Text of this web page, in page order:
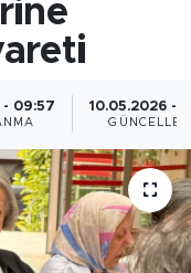
- 09:57 10.05.2026 -